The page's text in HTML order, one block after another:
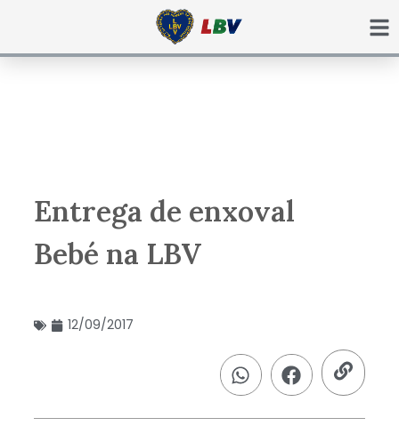
Entrega de enxoval
Bebé na LBV
12/09/2017